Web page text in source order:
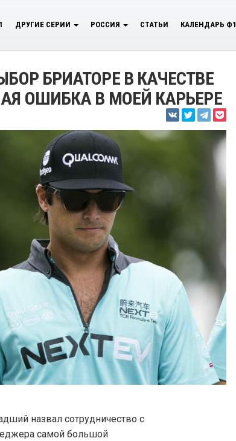
ДРУГИЕ СЕРИИ РОССИЯ СТАТЬИ КАЛЕНДАРЬ Ф1
БРИАТОРЕ В КАЧЕСТВЕ
ОШИБКА В МОЕЙ КАРЬЕРЕ
назвал сотрудничество с
самой большой